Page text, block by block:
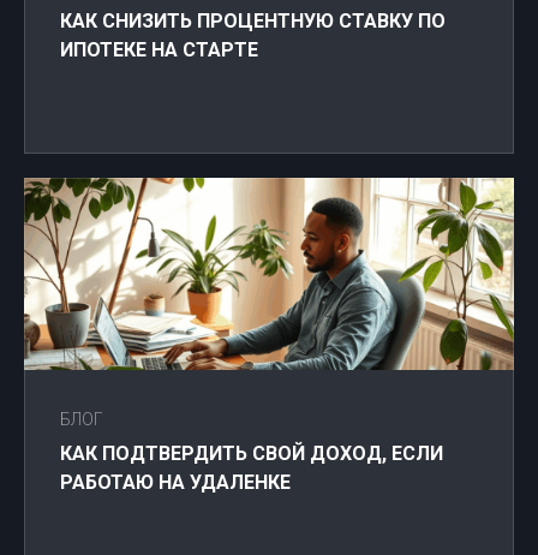
КАК СНИЗИТЬ ПРОЦЕНТНУЮ СТАВКУ ПО
ИПОТЕКЕ НА СТАРТЕ
БЛОГ
КАК ПОДТВЕРДИТЬ СВОЙ ДОХОД, ЕСЛИ
РАБОТАЮ НА УДАЛЕНКЕ